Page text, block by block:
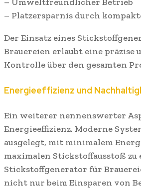
– Platzersparnis durch
Der Einsatz eines
Brauereien erlaubt eine präzise
Kontrolle über den gesamten
Energieeffizienz und
Ein weiterer nennenswerter
Energieeffizienz. Moderne
ausgelegt, mit minimalem
maximalen Stickstoffausstoß zu
Stickstoffgenerator für
nicht nur beim Einsparen von